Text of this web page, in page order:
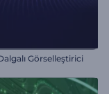
Görselleştirici